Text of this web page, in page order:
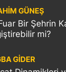
GÜNEŞ
Bir Şehrin
mi?
GİDER